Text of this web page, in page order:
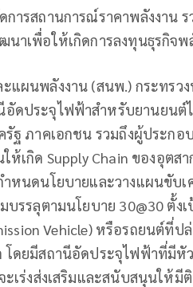
ารสถานการณ์ราคาพลังงาน
าเพื่อให้เกิดการลงทุนธุรกิจพ
แผนพลังงาน (สนพ.) กระทรว
ดประจุไฟฟ้าสำหรับยานยนต์
ฐ ภาคเอกชน รวมถึงผู้ประกอ
ห้เกิด Supply Chain ของอุตส
ำหนดนโยบายและวางแผนขับ
บรรลุตามนโยบาย 30@30 ตั้
Vehicle) หรือรถยนต์ที่
ดยมีสถานีอัดประจุไฟฟ้าที่มีหั
ะเร่งส่งเสริมและสนับสนุนให้